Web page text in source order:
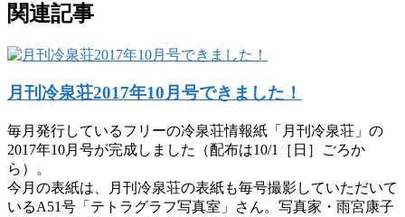
関連記事
月刊冷泉荘2017年10月号できました！
毎月発行しているフリーの冷泉荘情報紙「月刊冷泉荘」の
2017年10月号が完成しました（配布は10/1［日］ごろか
ら）。
今月の表紙は、月刊冷泉荘の表紙も毎号撮影していただいて
いるA51号「テトラグラフ写真室」さん。写真家・雨宮康子